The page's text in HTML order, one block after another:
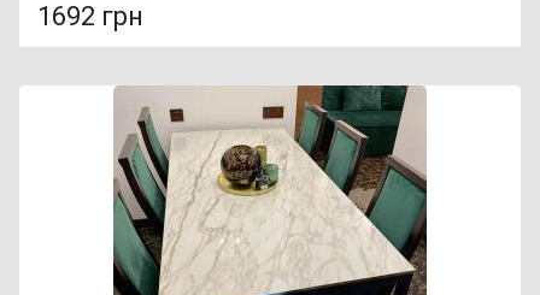
1692 грн
Подключение: к водопроводу, Фактура поверхности:
матовая, Материал: нержавеющая сталь SUS 304, Тип
смесителя: смеситель кухонный,